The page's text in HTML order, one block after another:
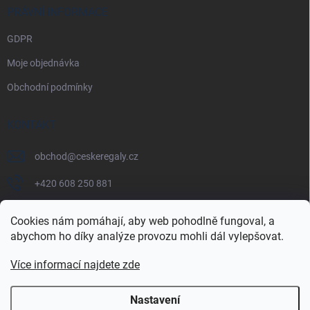
Cookies nám pomáhají, aby web pohodlně fungoval, a
abychom ho díky analýze provozu mohli dál vylepšovat.
Více informací najdete zde
Nastavení
PRÁVNÍ INFORMACE
GDPR
Moje objednávka
Obchodní podmínky
KONTAKT
obchod@ceskeregaly.cz
+420 608 250 881